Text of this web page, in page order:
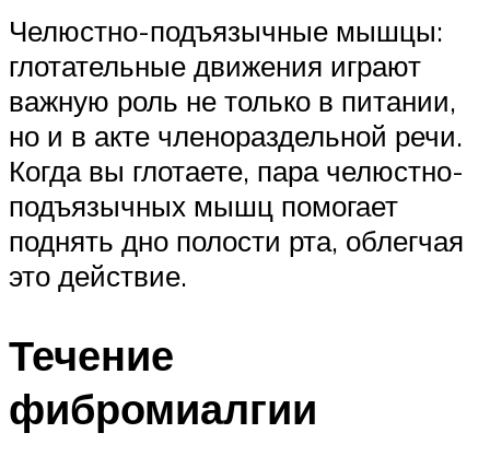
Челюстно-подъязычные мышцы:
глотательные движения играют
важную роль не только в питании,
но и в акте членораздельной речи.
Когда вы глотаете, пара челюстно-
подъязычных мышц помогает
поднять дно полости рта, облегчая
это действие.
Течение
фибромиалгии